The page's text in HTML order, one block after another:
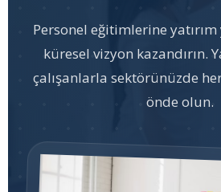
Personel eğitimlerine
küresel vizyon kazandırın.
çalışanlarla sektörünüzde
önde olun.